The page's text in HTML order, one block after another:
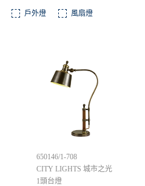
戶外燈 風扇燈
650146/1-708
CITY LIGHTS 城市之光
1頭台燈